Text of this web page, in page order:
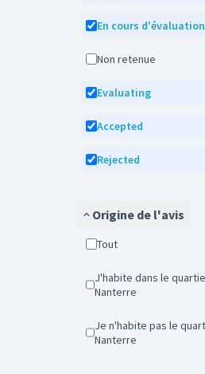
En cours d'évaluation
Non retenue
Evaluating
Accepted
Rejected
Origine de l'avis
Tout
J'habite dans le quartier Petit
Nanterre
Je n'habite pas le quartier Petit
Nanterre